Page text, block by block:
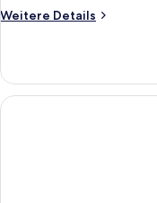
Weitere Details
Weitere